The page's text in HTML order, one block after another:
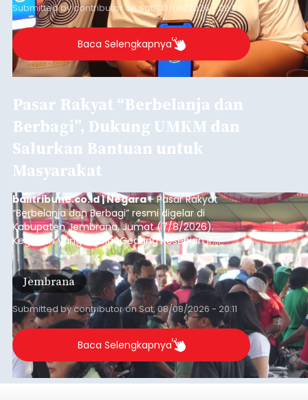
Submitted bycontributoronSat, 08/08/2026 - 20:28
Baca Selengkapnya
Pasar Rakyat “Berbelanja dan
Berbagi”, Dukung UMKM dan
Salurkan Bantuan untuk
Masyarakat
balitribune.co.id | Negara- Pasar Rakyat
“Berbelanja dan Berbagi” resmi digelar di
Kabupaten Jembrana, Jumat (7/8/2026).
Kegiatan yang digelar Gedung Kesenian Ir.
Soekarno ini memadukan pemberdayaan
ekonomi masyarakat dengan aksi sosial tersebut
mendapat antusiasme tinggi dan mencatat nilai
transaksi mencapai Rp672.733.200.
Jembrana
Submitted bycontributoronSat, 08/08/2026 - 20:11
Baca Selengkapnya